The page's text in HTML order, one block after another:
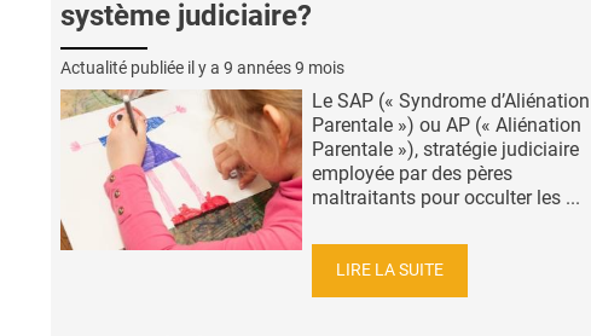
système judiciaire?
Actualité publiée il y a 9 années 9 mois
Le SAP (« Syndrome d’Aliénation
Parentale ») ou AP (« Aliénation
Parentale »), stratégie judiciaire
employée par des pères
maltraitants pour occulter les ...
LIRE LA SUITE